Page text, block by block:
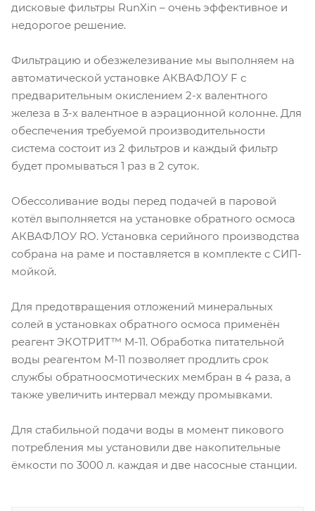
дисковые фильтры RunXin – очень эффективное и
недорогое решение.
Фильтрацию и обезжелезивание мы выполняем на
автоматической установке АКВАФЛОУ F с
предварительным окислением 2-х валентного
железа в 3-х валентное в аэрационной колонне. Для
обеспечения требуемой производительности
система состоит из 2 фильтров и каждый фильтр
будет промываться 1 раз в 2 суток.
Обессоливание воды перед подачей в паровой
котёл выполняется на установке обратного осмоса
АКВАФЛОУ RO. Установка серийного производства
собрана на раме и поставляется в комплекте с СИП-
мойкой.
Для предотвращения отложений минеральных
солей в установках обратного осмоса применён
реагент ЭКОТРИТ™ М-11. Обработка питательной
воды реагентом М-11 позволяет продлить срок
службы обратноосмотических мембран в 4 раза, а
также увеличить интервал между промывками.
Для стабильной подачи воды в момент пикового
потребления мы установили две накопительные
ёмкости по 3000 л. каждая и две насосные станции.